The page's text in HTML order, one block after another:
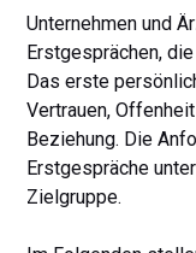
Unternehmen und
Erstgesprächen,
Das erste
Vertrauen,
Beziehung. Die
Erstgespräche
Zielgruppe.